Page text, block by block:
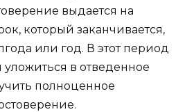
выдается на
который заканчивается,
или год. В этот период
в отведенное
полноценное